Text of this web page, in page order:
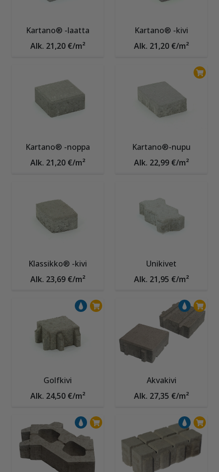
Kartano® -laatta
Alk. 21,20 €/m²
Kartano® -kivi
Alk. 21,20 €/m²
Kartano® -noppa
Alk. 21,20 €/m²
Kartano®-nupu
Alk. 22,99 €/m²
Klassikko® -kivi
Alk. 23,69 €/m²
Unikivet
Alk. 21,95 €/m²
Golfkivi
Alk. 24,50 €/m²
Akvakivi
Alk. 27,35 €/m²